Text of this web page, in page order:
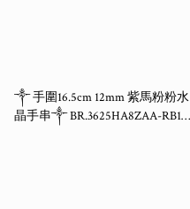
༒ 手圍16.5cm 12mm 紫馬粉粉水
晶手串༒ BR.3625HA8ZAA-RB16*